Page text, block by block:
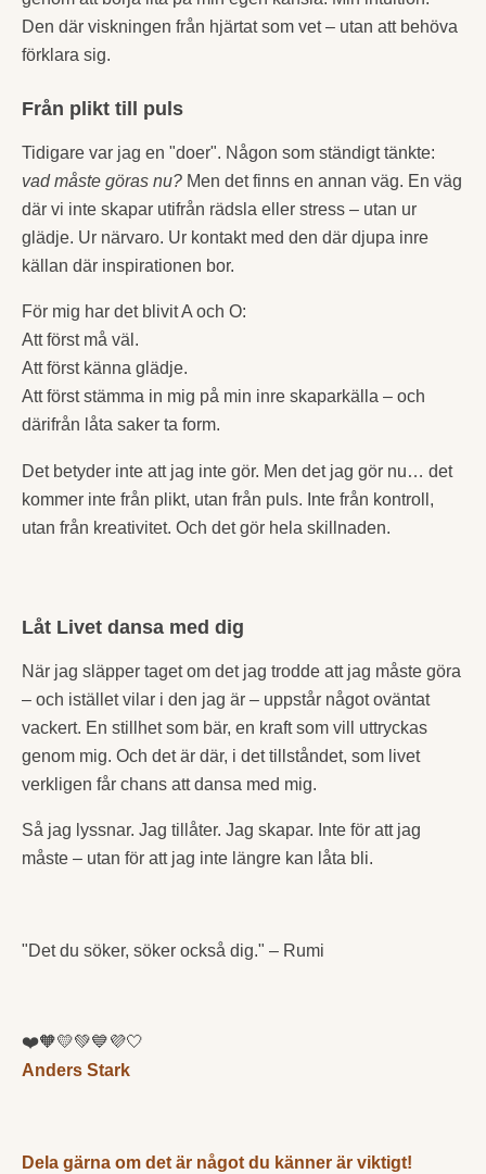
Den där viskningen från hjärtat som vet – utan att behöva
förklara sig.
Från plikt till puls
Tidigare var jag en "doer". Någon som ständigt tänkte:
vad måste göras nu? Men det finns en annan väg. En väg
där vi inte skapar utifrån rädsla eller stress – utan ur
glädje. Ur närvaro. Ur kontakt med den där djupa inre
källan där inspirationen bor.
För mig har det blivit A och O:
Att först må väl.
Att först känna glädje.
Att först stämma in mig på min inre skaparkälla – och
därifrån låta saker ta form.
Det betyder inte att jag inte gör. Men det jag gör nu… det
kommer inte från plikt, utan från puls. Inte från kontroll,
utan från kreativitet. Och det gör hela skillnaden.
Låt Livet dansa med dig
När jag släpper taget om det jag trodde att jag måste göra
– och istället vilar i den jag är – uppstår något oväntat
vackert. En stillhet som bär, en kraft som vill uttryckas
genom mig. Och det är där, i det tillståndet, som livet
verkligen får chans att dansa med mig.
Så jag lyssnar. Jag tillåter. Jag skapar. Inte för att jag
måste – utan för att jag inte längre kan låta bli.
"Det du söker, söker också dig." – Rumi
❤️🧡💛💚💙💜🤍
Anders Stark
Dela gärna om det är något du känner är viktigt!